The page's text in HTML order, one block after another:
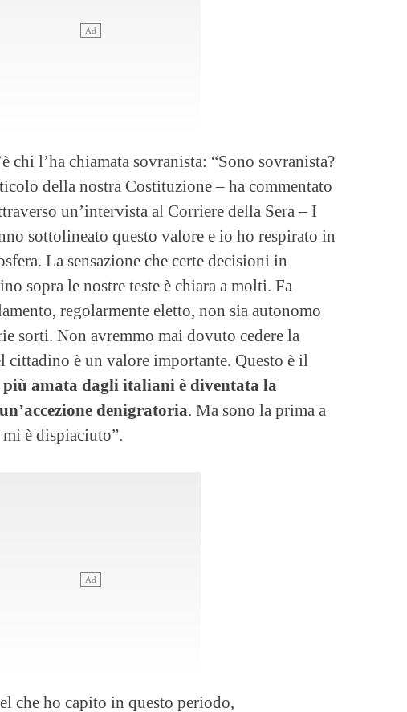
chi l’ha chiamata sovranista: “Sono sovranista?
della nostra Costituzione – ha commentato
un’intervista al Corriere della Sera – I
sottolineato questo valore e io ho respirato in
La sensazione che certe decisioni in
sopra le nostre teste è chiara a molti. Fa
regolarmente eletto, non sia autonomo
sorti. Non avremmo mai dovuto cedere la
cittadino è un valore importante. Questo è il
amata dagli italiani è diventata la
denigratoria. Ma sono la prima a
mi è dispiaciuto”.
che ho capito in questo periodo,